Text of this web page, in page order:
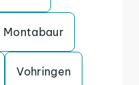
Montabaur
Vohringen